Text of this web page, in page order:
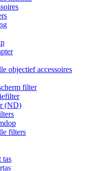
objectief accessoires
filter
(ND)
filters
tas